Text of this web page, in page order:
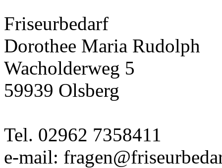
Friseurbedarf
Dorothee Maria Rudolph
Wacholderweg 5
59939 Olsberg
Tel. 02962 7358411
e-mail: